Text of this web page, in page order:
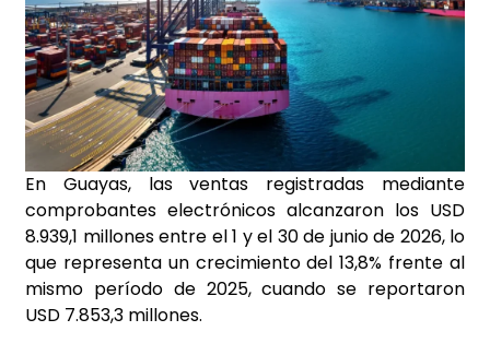
En Guayas, las ventas registradas mediante
comprobantes electrónicos alcanzaron los USD
8.939,1 millones entre el 1 y el 30 de junio de 2026, lo
que representa un crecimiento del 13,8% frente al
mismo período de 2025, cuando se reportaron
USD 7.853,3 millones.